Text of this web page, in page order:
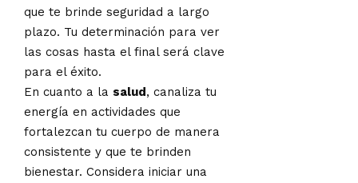
que te brinde seguridad a largo
plazo. Tu determinación para ver
las cosas hasta el final será clave
para el éxito.
En cuanto a la salud, canaliza tu
energía en actividades que
fortalezcan tu cuerpo de manera
consistente y que te brinden
bienestar. Considera iniciar una